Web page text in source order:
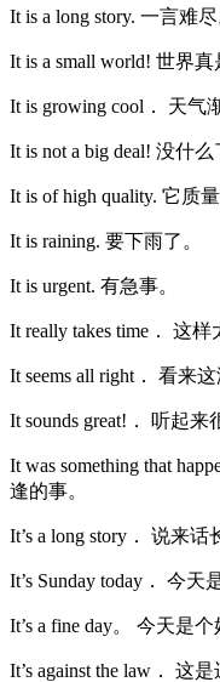
It is a long story. 一言难尽
It is a small world! 世界真
It is growing cool． 天气
It is not a big deal! 没什么
It is of high quality. 它质量
It is raining. 要下雨了。
It is urgent. 有急事。
It really takes time． 这样
It seems all right． 看来这
It sounds great!． 听起来
It was something that
逢的事。
It’s a long story． 说来话
It’s Sunday today． 今天
It’s a fine day。 今天是个
It’s against the law． 这是